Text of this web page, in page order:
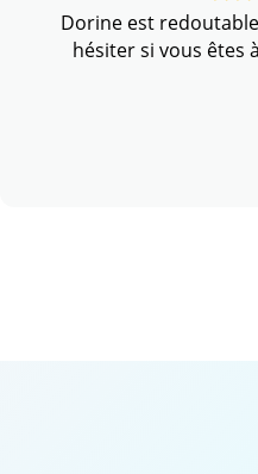
Dorine est
hésiter si vous êtes